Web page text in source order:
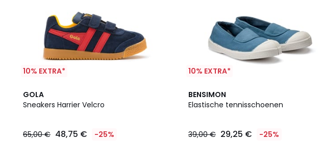
10% EXTRA*
GOLA
Sneakers Harrier Velcro
65,00 € 48,75 € -25%
10% EXTRA*
BENSIMON
Elastische tennisschoenen
39,00 € 29,25 € -25%
4,1
/ 5